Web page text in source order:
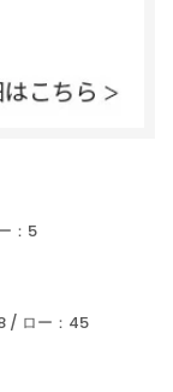
：5
/ ロー：45